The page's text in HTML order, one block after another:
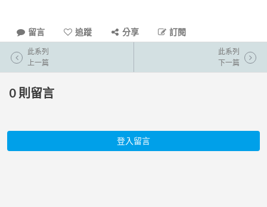
留言 追蹤 分享 訂閱
此系列
上一篇
此系列
下一篇
0 則留言
登入留言